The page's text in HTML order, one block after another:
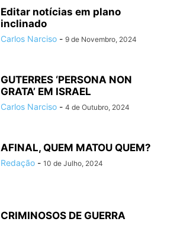
Editar notícias em plano
inclinado
Carlos Narciso - 9 de Novembro, 2024
GUTERRES ‘PERSONA NON
GRATA’ EM ISRAEL
Carlos Narciso - 4 de Outubro, 2024
AFINAL, QUEM MATOU QUEM?
Redação - 10 de Julho, 2024
CRIMINOSOS DE GUERRA